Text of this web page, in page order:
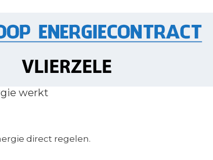
werkt
direct regelen.